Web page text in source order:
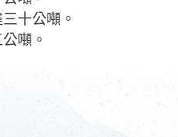
十公噸。
噸。